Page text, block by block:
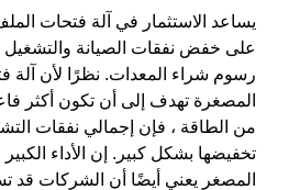
يساعد الاستثمار في آلة فتحات
على خفض نفقات الصيانة والتشغيل
رسوم شراء المعدات. نظرًا لأن آلة
المصغرة تهدف إلى أن تكون أكثر
من الطاقة ، فإن إجمالي نفقات
تخفيضها بشكل كبير. إن الأداء
المصغر يعني أيضًا أن الشركات قد